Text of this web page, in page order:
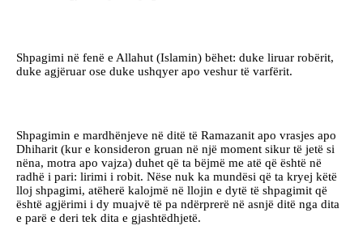
Shpagimi në fenë e Allahut (Islamin) bëhet: duke liruar robërit,
duke agjëruar ose duke ushqyer apo veshur të varfërit.
Shpagimin e mardhënjeve në ditë të Ramazanit apo vrasjes apo
Dhiharit (kur e konsideron gruan në një moment sikur të jetë si
nëna, motra apo vajza) duhet që ta bëjmë me atë që është në
radhë i pari: lirimi i robit. Nëse nuk ka mundësi që ta kryej këtë
lloj shpagimi, atëherë kalojmë në llojin e dytë të shpagimit që
është agjërimi i dy muajvë të pa ndërprerë në asnjë ditë nga dita
e parë e deri tek dita e gjashtëdhjetë.